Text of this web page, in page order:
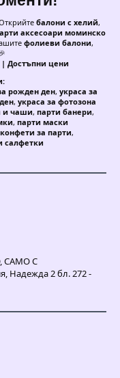
балони с хелий,
аксесоари моминско
фолиеви балони,
| Достъпни цени
рожден ден, украса за
, украса за фотозона
и чаши, парти банери,
, парти маски
конфети за парти,
салфетки
САМО С
Надежда 2 бл. 272 -